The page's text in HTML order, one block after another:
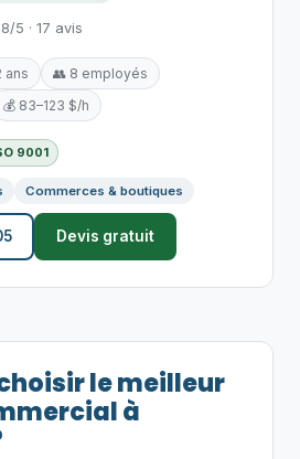
5 · 17 avis
ans
👥 8 employés
💰 83–123 $/h
9001
Commerces & boutiques
Devis gratuit
le meilleur
à